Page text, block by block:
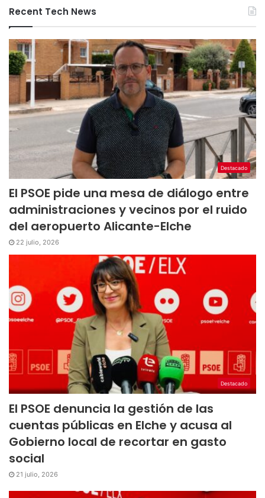
Recent Tech News
Destacado
El PSOE pide una mesa de diálogo entre
administraciones y vecinos por el ruido
del aeropuerto Alicante-Elche
22 julio, 2026
Destacado
El PSOE denuncia la gestión de las
cuentas públicas en Elche y acusa al
Gobierno local de recortar en gasto
social
21 julio, 2026